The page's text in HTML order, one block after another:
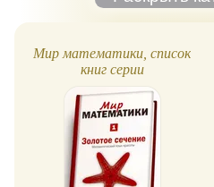
Мир математики, список
книг серии